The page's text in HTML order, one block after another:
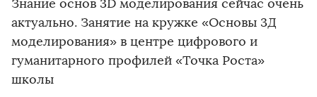
Знание основ 3D моделирования сейчас очень
актуально. Занятие на кружке «Основы 3Д
моделирования» в центре цифрового и
гуманитарного профилей «Точка Роста»
школы